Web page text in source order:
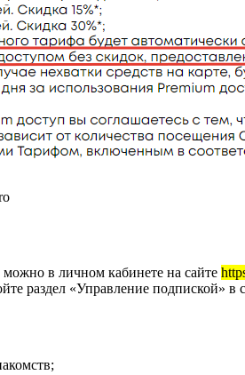
в личном кабинете на сайте
раздел «Управление